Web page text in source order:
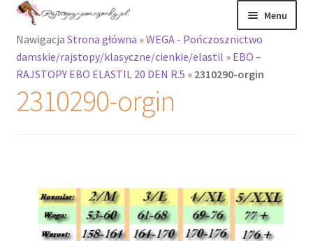
Przejdź
nawigacji
Przejdź
treści
Menu
Rajstopy
Rozwiń
menu
potomne
skarpetki
Wszystkie
Nawigacja Strona główna »WEGA - Pończosznictwo
damskie/rajstopy/klasyczne/cienkie/elastil » EBO –
RAJSTOPY EBO ELASTIL 20 DEN R.5 » 2310290-orgin
2310290-orgin